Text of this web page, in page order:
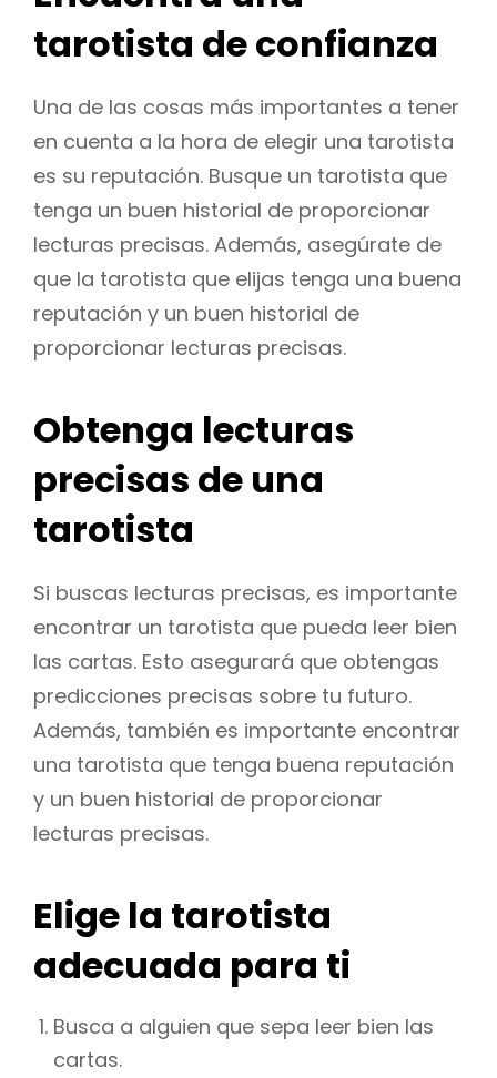
tarotista de confianza
Una de las cosas más importantes a tener
en cuenta a la hora de elegir una tarotista
es su reputación. Busque un tarotista que
tenga un buen historial de proporcionar
lecturas precisas. Además, asegúrate de
que la tarotista que elijas tenga una buena
reputación y un buen historial de
proporcionar lecturas precisas.
Obtenga lecturas
precisas de una
tarotista
Si buscas lecturas precisas, es importante
encontrar un tarotista que pueda leer bien
las cartas. Esto asegurará que obtengas
predicciones precisas sobre tu futuro.
Además, también es importante encontrar
una tarotista que tenga buena reputación
y un buen historial de proporcionar
lecturas precisas.
Elige la tarotista
adecuada para ti
Busca a alguien que sepa leer bien las
cartas.